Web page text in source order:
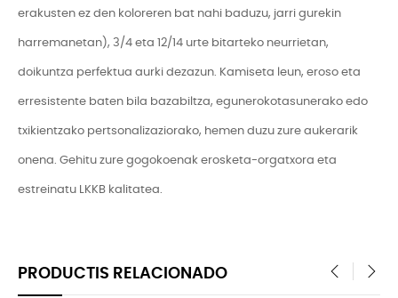
erakusten ez den koloreren bat nahi baduzu, jarri gurekin
harremanetan), 3/4 eta 12/14 urte bitarteko neurrietan,
doikuntza perfektua aurki dezazun. Kamiseta leun, eroso eta
erresistente baten bila bazabiltza, egunerokotasunerako edo
txikientzako pertsonalizaziorako, hemen duzu zure aukerarik
onena. Gehitu zure gogokoenak erosketa-orgatxora eta
estreinatu LKKB kalitatea.
PRODUCTIS RELACIONADO